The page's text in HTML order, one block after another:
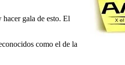
gala de esto. El
como el de la